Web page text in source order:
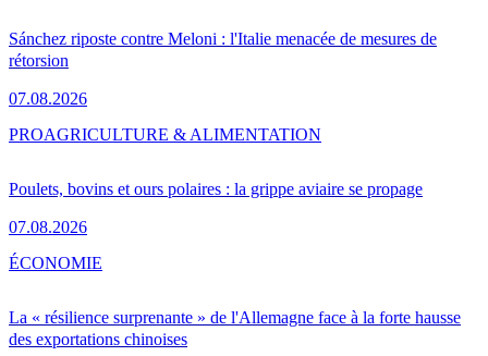
Sánchez riposte contre Meloni : l'Italie menacée de mesures de
rétorsion
07.08.2026
Poulets, bovins et ours polaires : la grippe aviaire se propage
07.08.2026
PROAGRICULTURE & ALIMENTATION
La « résilience surprenante » de l'Allemagne face à la forte hausse
des exportations chinoises
ÉCONOMIE